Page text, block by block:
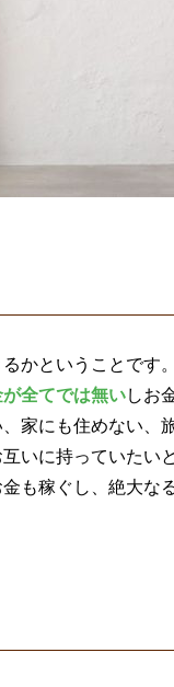
かということです。
全てでは無いしお
家にも住めない、
いに持っていたいと
も稼ぐし、絶大な